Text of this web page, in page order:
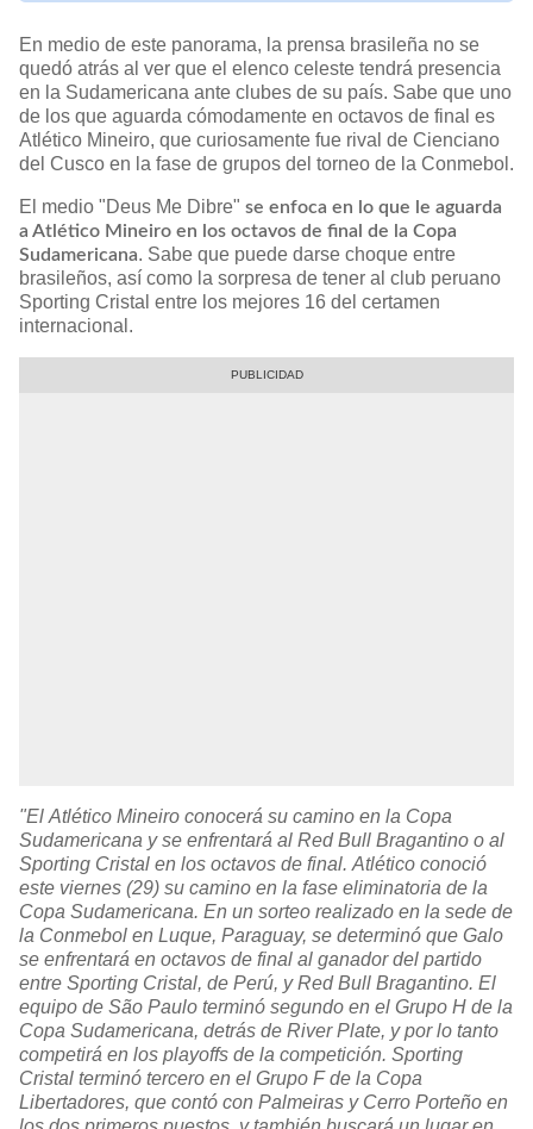
En medio de este panorama, la prensa brasileña no se
quedó atrás al ver que el elenco celeste tendrá presencia
en la Sudamericana ante clubes de su país. Sabe que uno
de los que aguarda cómodamente en octavos de final es
Atlético Mineiro, que curiosamente fue rival de Cienciano
del Cusco en la fase de grupos del torneo de la Conmebol.
El medio "Deus Me Dibre" se enfoca en lo que le aguarda
a Atlético Mineiro en los octavos de final de la Copa
Sudamericana. Sabe que puede darse choque entre
brasileños, así como la sorpresa de tener al club peruano
Sporting Cristal entre los mejores 16 del certamen
internacional.
"El Atlético Mineiro conocerá su camino en la Copa
Sudamericana y se enfrentará al Red Bull Bragantino o al
Sporting Cristal en los octavos de final. Atlético conoció
este viernes (29) su camino en la fase eliminatoria de la
Copa Sudamericana. En un sorteo realizado en la sede de
la Conmebol en Luque, Paraguay, se determinó que Galo
se enfrentará en octavos de final al ganador del partido
entre Sporting Cristal, de Perú, y Red Bull Bragantino. El
equipo de São Paulo terminó segundo en el Grupo H de la
Copa Sudamericana, detrás de River Plate, y por lo tanto
competirá en los playoffs de la competición. Sporting
Cristal terminó tercero en el Grupo F de la Copa
Libertadores, que contó con Palmeiras y Cerro Porteño en